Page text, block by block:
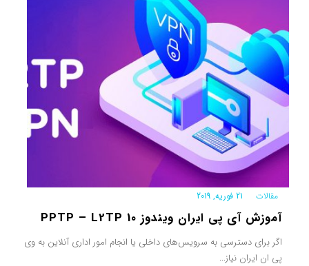
مقالات| 21 فوریه, 2019
آموزش آی پی ایران ویندوز 10 PPTP – L2TP
اگر برای دسترسی به سرویس‌های داخلی یا انجام امور اداری آنلاین به وی
پی ان ایران نیاز...